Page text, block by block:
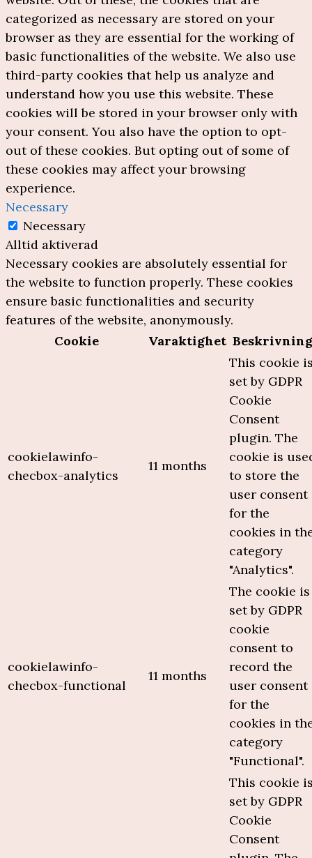
categorized as necessary are stored on your
browser as they are essential for the working of
basic functionalities of the website. We also use
third-party cookies that help us analyze and
understand how you use this website. These
cookies will be stored in your browser only with
your consent. You also have the option to opt-
out of these cookies. But opting out of some of
these cookies may affect your browsing
experience.
Necessary
Necessary
Alltid aktiverad
Necessary cookies are absolutely essential for
the website to function properly. These cookies
ensure basic functionalities and security
features of the website, anonymously.
Cookie
Varaktighet Beskrivning
cookielawinfo-
checbox-analytics
11 months
This cookie
set by GDPR
Cookie
Consent
plugin. The
cookie is
to store the
user consent
for the
cookies in
category
"Analytics".
cookielawinfo-
checbox-functional
11 months
The cookie is
set by GDPR
cookie
consent to
record the
user consent
for the
cookies in
category
"Functional".
This cookie
set by GDPR
Cookie
Consent